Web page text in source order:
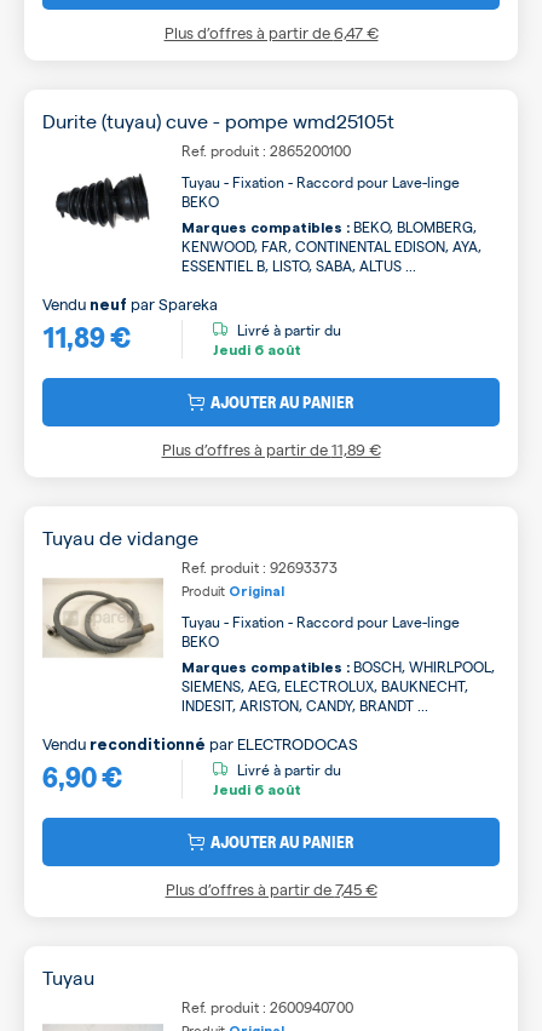
Plus d’offres à partir de6,47 €
Durite (tuyau) cuve - pompe wmd25105t
Ref. produit : 2865200100
Tuyau - Fixation - Raccord pour Lave-linge
BEKO
Marques compatibles : BEKO, BLOMBERG,
KENWOOD, FAR, CONTINENTAL EDISON, AYA,
ESSENTIEL B, LISTO, SABA, ALTUS ...
11,89 €
Vendu neuf parSpareka
Livré à partir du
Jeudi 6 août
AJOUTER AU PANIER
Plus d’offres à partir de11,89 €
Tuyau de vidange
Ref. produit : 92693373
Produit Original
Tuyau - Fixation - Raccord pour Lave-linge
BEKO
Marques compatibles : BOSCH, WHIRLPOOL,
SIEMENS, AEG, ELECTROLUX, BAUKNECHT,
INDESIT, ARISTON, CANDY, BRANDT ...
6,90 €
Vendu reconditionné par ELECTRODOCAS
Livré à partir du
Jeudi 6 août
AJOUTER AU PANIER
Plus d’offres à partir de7,45 €
Tuyau
Ref. produit : 2600940700